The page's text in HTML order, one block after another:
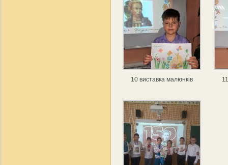
10 виставка малюнків